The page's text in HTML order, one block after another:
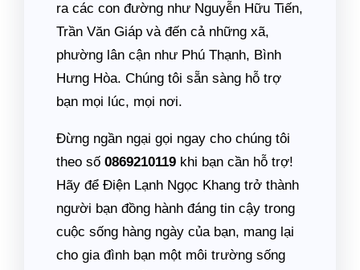
ra các con đường như Nguyễn Hữu Tiến,
Trần Văn Giáp và đến cả những xã,
phường lân cận như Phú Thạnh, Bình
Hưng Hòa. Chúng tôi sẵn sàng hỗ trợ
bạn mọi lúc, mọi nơi.
Đừng ngần ngại gọi ngay cho chúng tôi
theo số 0869210119 khi bạn cần hỗ trợ!
Hãy để Điện Lạnh Ngọc Khang trở thành
người bạn đồng hành đáng tin cậy trong
cuộc sống hàng ngày của bạn, mang lại
cho gia đình bạn một môi trường sống